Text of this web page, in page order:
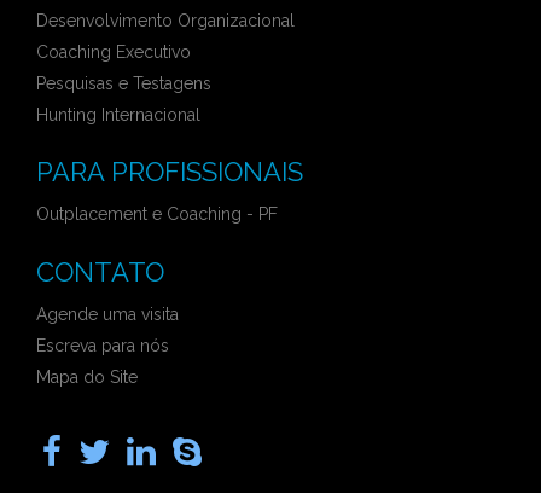
Desenvolvimento Organizacional
Coaching Executivo
Pesquisas e Testagens
Hunting Internacional
PARA PROFISSIONAIS
Outplacement e Coaching - PF
CONTATO
Agende uma visita
Escreva para nós
Mapa do Site